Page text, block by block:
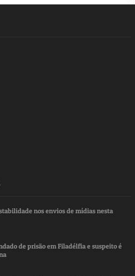
nos envios de mídias nesta
de prisão em Filadélfia e suspeito é